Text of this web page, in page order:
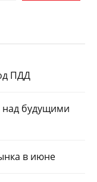
ПДД
над будущими
в июне